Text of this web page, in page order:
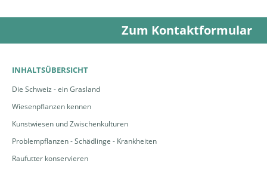
Zum Kontaktformular
INHALTSÜBERSICHT
Die Schweiz - ein Grasland
Wiesenpflanzen kennen
Kunstwiesen und Zwischenkulturen
Problempflanzen - Schädlinge - Krankheiten
Raufutter konservieren